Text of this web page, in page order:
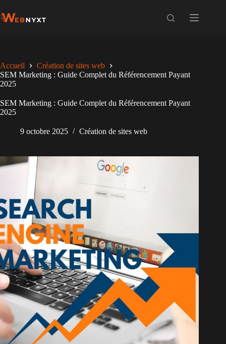
au
contenu
Accueil
Création de sites web
SEM Marketing : Guide Complet du Référencement Payant
2025
SEM Marketing : Guide Complet du Référencement Payant
2025
9 octobre 2025 Création de sites web